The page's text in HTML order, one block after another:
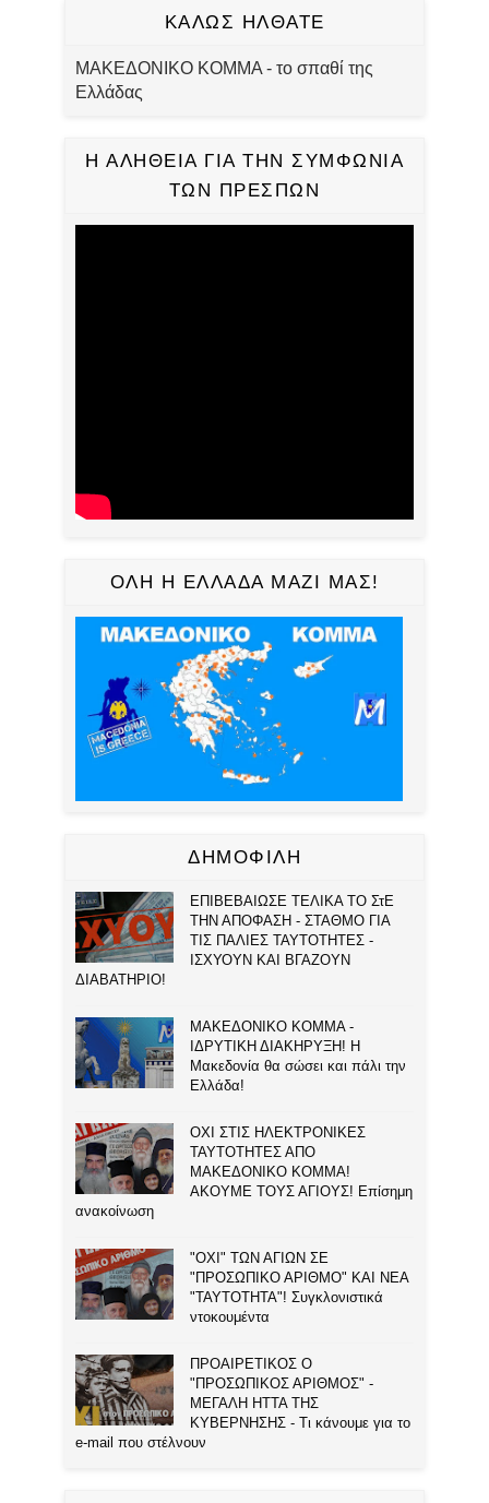
ΚΑΛΩΣ ΗΛΘΑΤΕ
ΜΑΚΕΔΟΝΙΚΟ ΚΟΜΜΑ - το σπαθί της
Ελλάδας
Η ΑΛΗΘΕΙΑ ΓΙΑ ΤΗΝ ΣΥΜΦΩΝΙΑ
ΤΩΝ ΠΡΕΣΠΩΝ
ΟΛΗ Η ΕΛΛΑΔΑ ΜΑΖΙ ΜΑΣ!
ΔΗΜΟΦΙΛΗ
ΕΠΙΒΕΒΑΙΩΣΕ ΤΕΛΙΚΑ ΤΟ ΣτΕ
ΤΗΝ ΑΠΟΦΑΣΗ - ΣΤΑΘΜΟ ΓΙΑ
ΤΙΣ ΠΑΛΙΕΣ ΤΑΥΤΟΤΗΤΕΣ -
ΙΣΧΥΟΥΝ ΚΑΙ ΒΓΑΖΟΥΝ
ΔΙΑΒΑΤΗΡΙΟ!
ΜΑΚΕΔΟΝΙΚΟ ΚΟΜΜΑ -
ΙΔΡΥΤΙΚΗ ΔΙΑΚΗΡΥΞΗ! Η
Μακεδονία θα σώσει και πάλι την
Ελλάδα!
ΟΧΙ ΣΤΙΣ ΗΛΕΚΤΡΟΝΙΚΕΣ
ΤΑΥΤΟΤΗΤΕΣ ΑΠΟ
ΜΑΚΕΔΟΝΙΚΟ ΚΟΜΜΑ!
ΑΚΟΥΜΕ ΤΟΥΣ ΑΓΙΟΥΣ! Επίσημη
ανακοίνωση
"ΟΧΙ" ΤΩΝ ΑΓΙΩΝ ΣΕ
"ΠΡΟΣΩΠΙΚΟ ΑΡΙΘΜΟ" ΚΑΙ ΝΕΑ
"ΤΑΥΤΟΤΗΤΑ"! Συγκλονιστικά
ντοκουμέντα
ΠΡΟΑΙΡΕΤΙΚΟΣ Ο
"ΠΡΟΣΩΠΙΚΟΣ ΑΡΙΘΜΟΣ" -
ΜΕΓΑΛΗ ΗΤΤΑ ΤΗΣ
ΚΥΒΕΡΝΗΣΗΣ - Τι κάνουμε για το
e-mail που στέλνουν